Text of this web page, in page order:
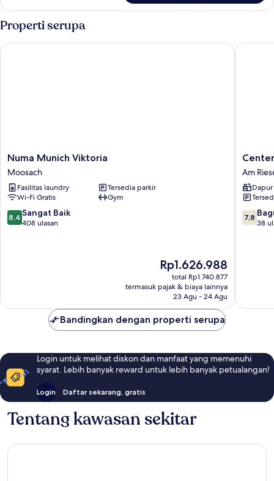
Single
Suite
Properti serupa
Numa
Munich
Viktoria
Moosach
Numa Munich Viktoria
Moosach
Fasilitas laundry
Tersedia parkir
Wi-Fi Gratis
Gym
8.4
dari
8,4 Sangat Baik
408 ulasan
Harga
sekarang
Rp1.626.988
Rp1.626.988
total Rp1.740.877
termasuk pajak & biaya lainnya
23 Agu - 24 Agu
Numa Munich Viktoria
City
Am
Am
7.8
dari
7,8
38
Bandingkan dengan properti serupa
Login untuk melihat diskon dan manfaat yang memenuhi
syarat. Lebih banyak reward untuk lebih banyak petualangan!
Login Daftar sekarang, gratis
Tentang kawasan sekitar